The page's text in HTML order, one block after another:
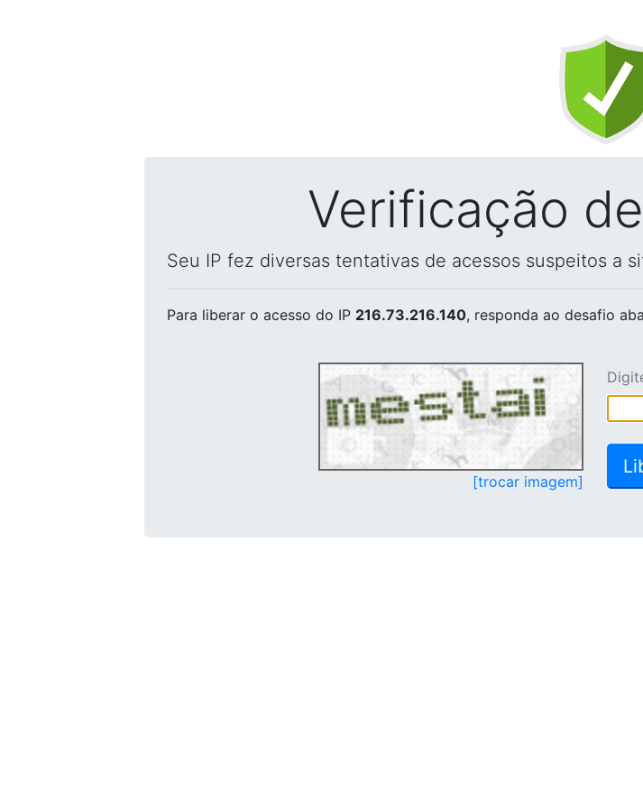
Verificação
Seu IP fez diversas tentativas de acessos suspeitos a
Para liberar o acesso do IP 216.73.216.140, responda ao desafio
[trocar imagem]